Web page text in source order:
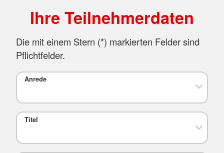
Ihre Teilnehmerdaten
Die mit einem Stern (*) markierten Felder sind
Pflichtfelder.
Anrede
Titel